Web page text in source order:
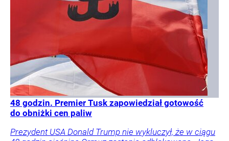
48 godzin. Premier Tusk zapowiedział gotowość
do obniżki cen paliw
Prezydent USA Donald Trump nie wykluczył, że w ciągu